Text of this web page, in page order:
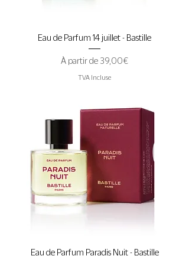
Eau de Parfum 14 juillet - Bastille
À partir de 39,00 €
Prix promotionnel
TVA Incluse
Eau de Parfum Paradis Nuit - Bastille